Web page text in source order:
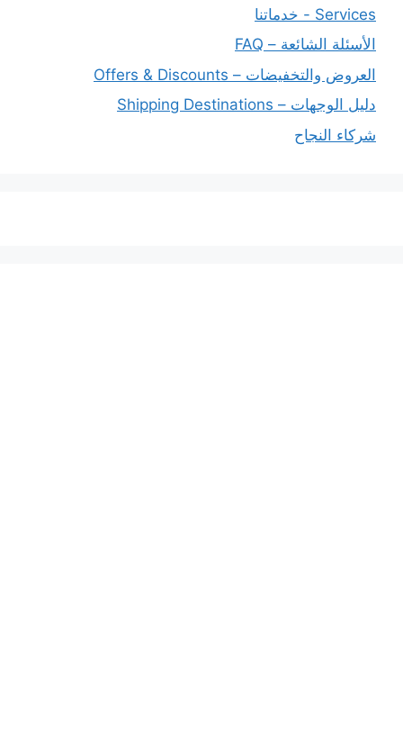
Services - خدماتنا
الأسئلة الشائعة – FAQ
العروض والتخفيضات – Offers & Discounts
دليل الوجهات – Shipping Destinations
شركاء النجاح